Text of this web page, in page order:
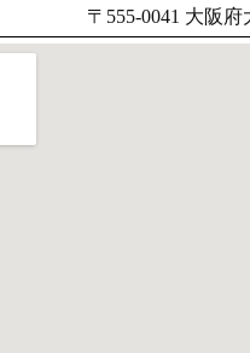
〒555-0041 大阪